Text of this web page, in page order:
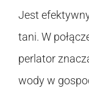
Jest
tani. W
perlator
wody w